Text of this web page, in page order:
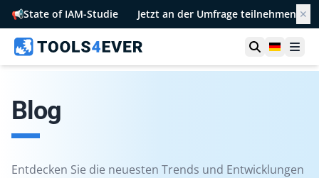
📢State of IAM-Studie Jetzt an der Umfrage teilnehmen ✕
Suche
Blog
Entdecken Sie die neuesten Trends und Entwicklungen